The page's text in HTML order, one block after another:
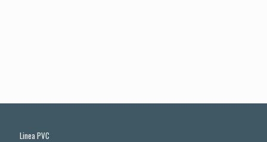
Linea PVC